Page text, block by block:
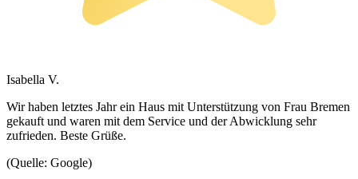
Isabella V.
Wir haben letztes Jahr ein Haus mit Unterstützung von Frau Bremen
gekauft und waren mit dem Service und der Abwicklung sehr
zufrieden. Beste Grüße.
(Quelle: Google)